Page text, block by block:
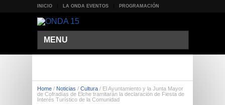
INICIO LA ONDA EVENTOS PROGRAMACIÓN
MENU
Home / Noticias / Cultura / El Ayuntamiento y la Junta Mayor
de Cofradías de Elche tramitarán la declaración de Fiesta de
Interés Turístico de la Comunidad